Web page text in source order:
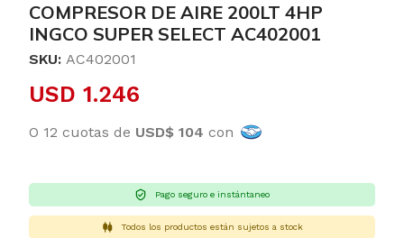
COMPRESOR DE AIRE 200LT 4HP
INGCO SUPER SELECT AC402001
SKU: AC402001
USD 1.246
O 12 cuotas de USD$ 104 con
Pago seguro e instántaneo
Todos los productos están sujetos a stock